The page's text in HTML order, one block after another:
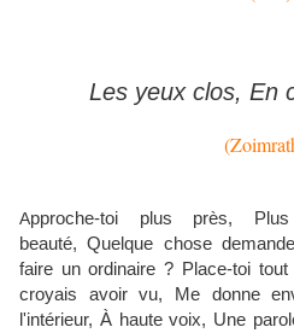
Les yeux clos, En
Approche-toi plus près,
beauté,Quelque chose
faire un ordinaire ? Place-toi
croyais avoir vu, Me donne
l'intérieur, À haute voix, Une